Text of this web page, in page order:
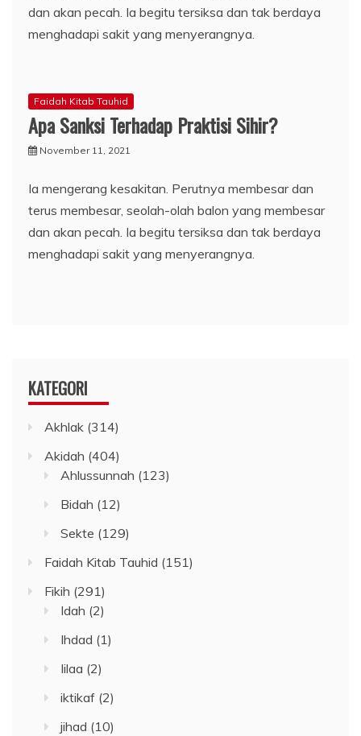
dan akan pecah. Ia begitu tersiksa dan tak berdaya
menghadapi sakit yang menyerangnya.
Faidah Kitab Tauhid
Apa Sanksi Terhadap Praktisi Sihir?
November 11, 2021
Ia mengerang kesakitan. Perutnya membesar dan
terus membesar, seolah-olah balon yang membesar
dan akan pecah. Ia begitu tersiksa dan tak berdaya
menghadapi sakit yang menyerangnya.
KATEGORI
Akhlak (314)
Akidah (404)
Ahlussunnah (123)
Bidah (12)
Sekte (129)
Faidah Kitab Tauhid (151)
Fikih (291)
Idah (2)
Ihdad (1)
Iilaa (2)
iktikaf (2)
jihad (10)